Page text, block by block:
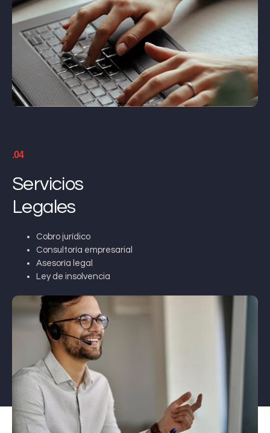
.04
Servicios
Legales
Cobro jurídico
Consultoría empresarial
Asesoría legal
Ley de insolvencia